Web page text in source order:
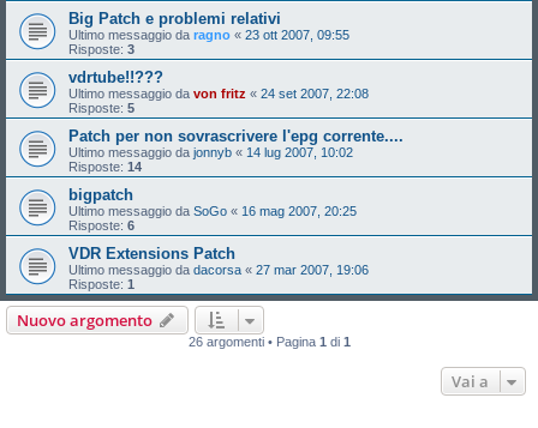
Big Patch e problemi relativi
Ultimo messaggio da ragno « 23 ott 2007, 09:55
Risposte: 3
vdrtube!!???
Ultimo messaggio da von fritz « 24 set 2007, 22:08
Risposte: 5
Patch per non sovrascrivere l'epg corrente....
Ultimo messaggio da jonnyb « 14 lug 2007, 10:02
Risposte: 14
bigpatch
Ultimo messaggio da SoGo « 16 mag 2007, 20:25
Risposte: 6
VDR Extensions Patch
Ultimo messaggio da dacorsa « 27 mar 2007, 19:06
Risposte: 1
Nuovo argomento
26 argomenti • Pagina 1 di 1
Vai a